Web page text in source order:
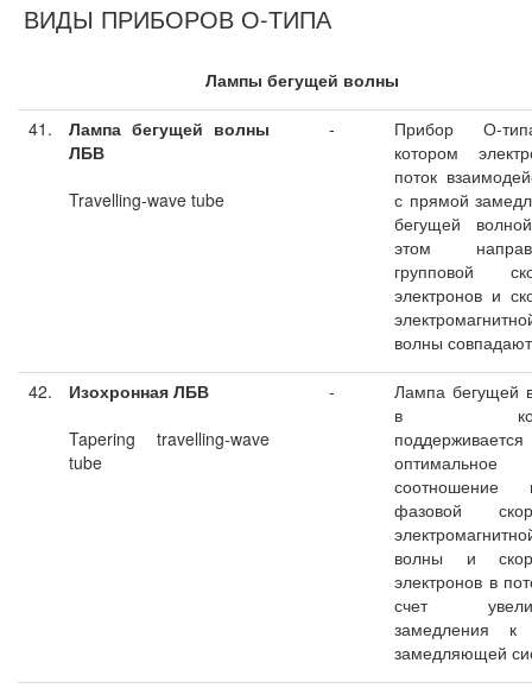
ВИДЫ ПРИБОРОВ О-ТИПА
Лампы бегущей волны
41.
Лампа бегущей волны
ЛБВ
Travelling-wave tube
-
Прибор О-
котором
поток
с прямой
бегущей
этом
групповой
электронов и
волны совпадают
42.
Изохронная ЛБВ
Tapering travelling-wave
tube
-
Лампа бегущей
в
поддерживается
оптимальное
соотношение
фазовой
волны и
электронов в
счет
замедления к
замедляющей